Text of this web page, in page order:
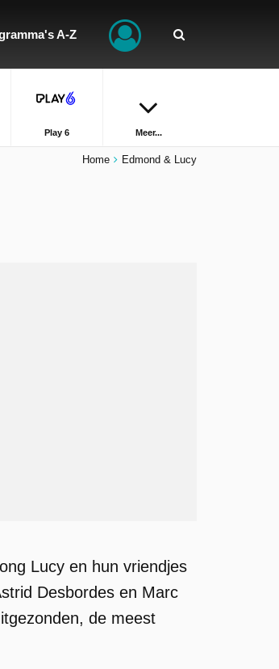
A-Z
Play 6 Meer...
Home Edmond & Lucy
Lucy en hun vriendjes
Desbordes en Marc
de meest